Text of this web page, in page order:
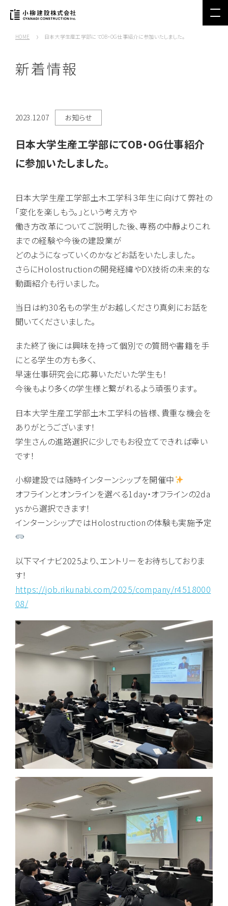
HOME 日本大学生産工学部にてOB・OG仕事紹介に参加いたしました。
新着情報
2023.12.07 お知らせ
日本大学生産工学部にてOB・OG仕事紹介
に参加いたしました。
日本大学生産工学部土木工学科３年生に向けて弊社の
「変化を楽しもう。」という考え方や
働き方改革についてご説明した後、専務の中靜よりこれ
までの経験や今後の建設業が
どのようになっていくのかなどお話をいたしました。
さらにHolostructionの開発経緯やDX技術の未来的な
動画紹介も行いました。
当日は約30名もの学生がお越しくださり真剣にお話を
聞いてくださいました。
また終了後には興味を持って個別での質問や書籍を手
にとる学生の方も多く、
早速仕事研究会に応募いただいた学生も！
今後もより多くの学生様と繋がれるよう頑張ります。
日本大学生産工学部土木工学科の皆様、貴重な機会を
ありがとうございます！
学生さんの進路選択に少しでもお役立てできれば幸い
です！
小柳建設では随時インターンシップを開催中
オフラインとオンラインを選べる1day・オフラインの2da
ysから選択できます！
インターンシップではHolostructionの体験も実施予定
以下マイナビ2025より、エントリーをお待ちしておりま
す！
https://job.rikunabi.com/2025/company/r4518000
08/